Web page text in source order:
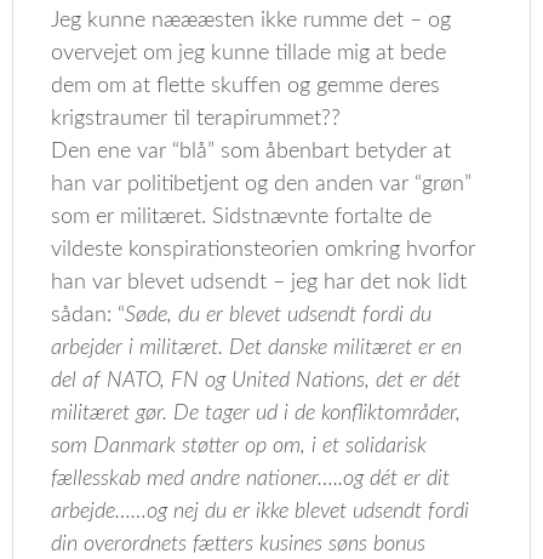
Jeg kunne næææsten ikke rumme det – og
overvejet om jeg kunne tillade mig at bede
dem om at flette skuffen og gemme deres
krigstraumer til terapirummet??
Den ene var “blå” som åbenbart betyder at
han var politibetjent og den anden var “grøn”
som er militæret. Sidstnævnte fortalte de
vildeste konspirationsteorien omkring hvorfor
han var blevet udsendt – jeg har det nok lidt
sådan: “Søde, du er blevet udsendt fordi du
arbejder i militæret. Det danske militæret er en
del af NATO, FN og United Nations, det er dét
militæret gør. De tager ud i de konfliktområder,
som Danmark støtter op om, i et solidarisk
fællesskab med andre nationer…..og dét er dit
arbejde……og nej du er ikke blevet udsendt fordi
din overordnets fætters kusines søns bonus